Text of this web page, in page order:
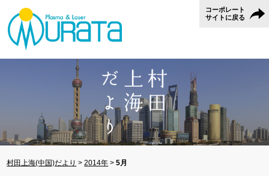
コーポレート
サイトに戻る
村田上海(中国)だより >2014年 >5月